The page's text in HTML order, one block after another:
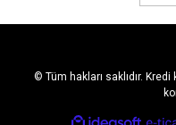
© Tüm hakları saklıdır.